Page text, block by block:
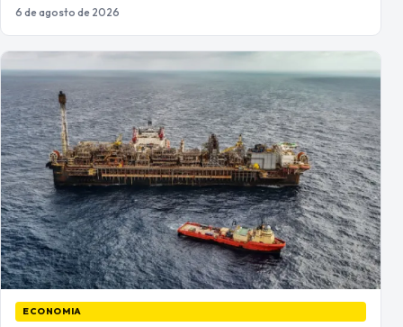
6 de agosto de 2026
ECONOMIA